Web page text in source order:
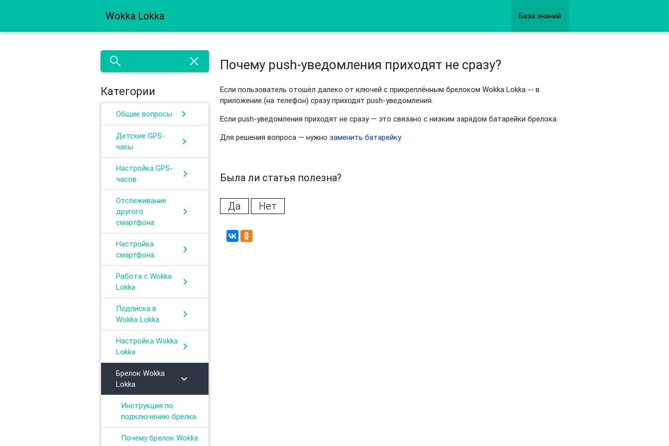
Wokka Lokka База знаний
search close
Категории
Общие вопросы chevron_right
Детские GPS-
часы
chevron_right
Настройка GPS-
часов
chevron_right
Отслеживание
другого
смартфона
chevron_right
Настройка
смартфона
chevron_right
Работа с Wokka
Lokka
chevron_right
Подписка в
Wokka Lokka
chevron_right
Настройка Wokka
Lokka
chevron_right
Брелок Wokka
Lokka
chevron_right
Инструкция по
подключению брелка
Почему брелок Wokka
Почему push-уведомления приходят не сразу?
Если пользователь отошёл далеко от ключей с прикреплённым брелоком Wokka Lokka -- в
приложение (на телефон) сразу приходят push-уведомления.
Если push-уведомления приходят не сразу — это связано с низким зарядом батарейки брелока.
Для решения вопроса — нужнозаменить батарейку.
Была ли статья полезна?
Да Нет